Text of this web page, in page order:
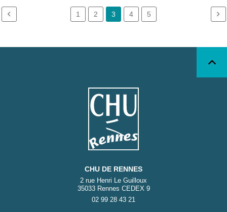
1 2 3 4 5
CHU DE RENNES
2 rue Henri Le Guilloux
35033 Rennes CEDEX 9
02 99 28 43 21